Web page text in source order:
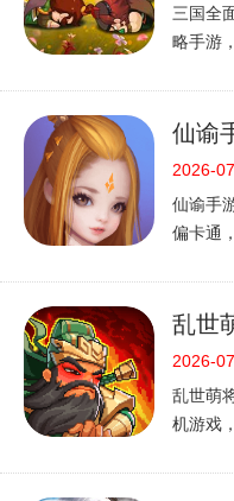
三国全
略手游
三国乱
仙谕
文版
2026-
仙谕手
偏卡通
有可能
乱世
中文
2026-
乱世萌
机游戏